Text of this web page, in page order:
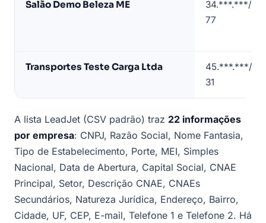
(dados
Salão Demo Beleza ME
34.***.***/
77
Transportes Teste Carga Ltda
45.***.***/
31
A lista LeadJet (CSV padrão) traz 22 informações
por empresa: CNPJ, Razão Social, Nome Fantasia,
Tipo de Estabelecimento, Porte, MEI, Simples
Nacional, Data de Abertura, Capital Social, CNAE
Principal, Setor, Descrição CNAE, CNAEs
Secundários, Natureza Jurídica, Endereço, Bairro,
Cidade, UF, CEP, E-mail, Telefone 1 e Telefone 2. Há